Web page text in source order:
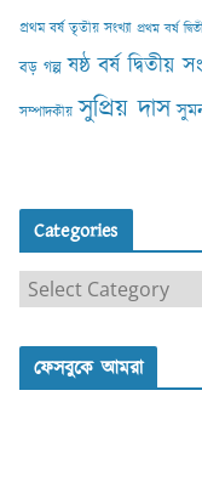
প্রথম বর্ষ তৃতীয় সংখ্যা প্রথম বর্ষ
বড় গল্প ষষ্ঠ বর্ষ দ্বিতীয়
সম্পাদকীয় সুপ্রিয় দাস
Categories
a
t
ফেসবুকে আমরা